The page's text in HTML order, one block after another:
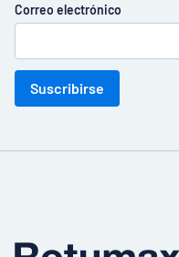
Correo electrónico
Suscribirse